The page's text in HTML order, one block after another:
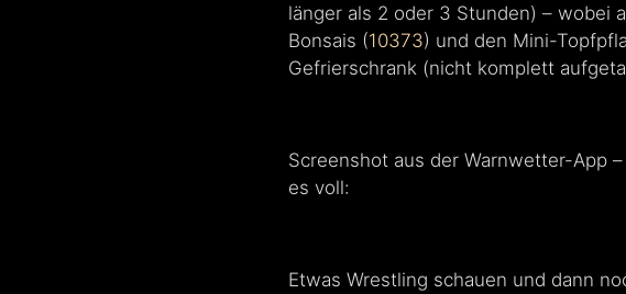
länger als 2 oder 3 Stunden) – wobei
Bonsais (10373) und den Mini-
Gefrierschrank (nicht komplett
Screenshot aus der Warnwetter-App
es voll:
Etwas Wrestling schauen und dann